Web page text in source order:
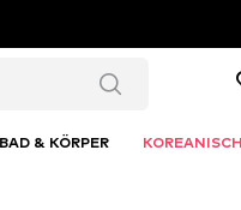
BAD & KÖRPER